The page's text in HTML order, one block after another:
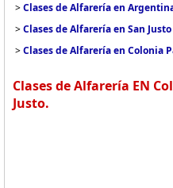
>Clases de Alfarería en
>Clases de Alfarería en San Justo
>Clases de Alfarería en Colonia
Clases de Alfarería EN
Justo.